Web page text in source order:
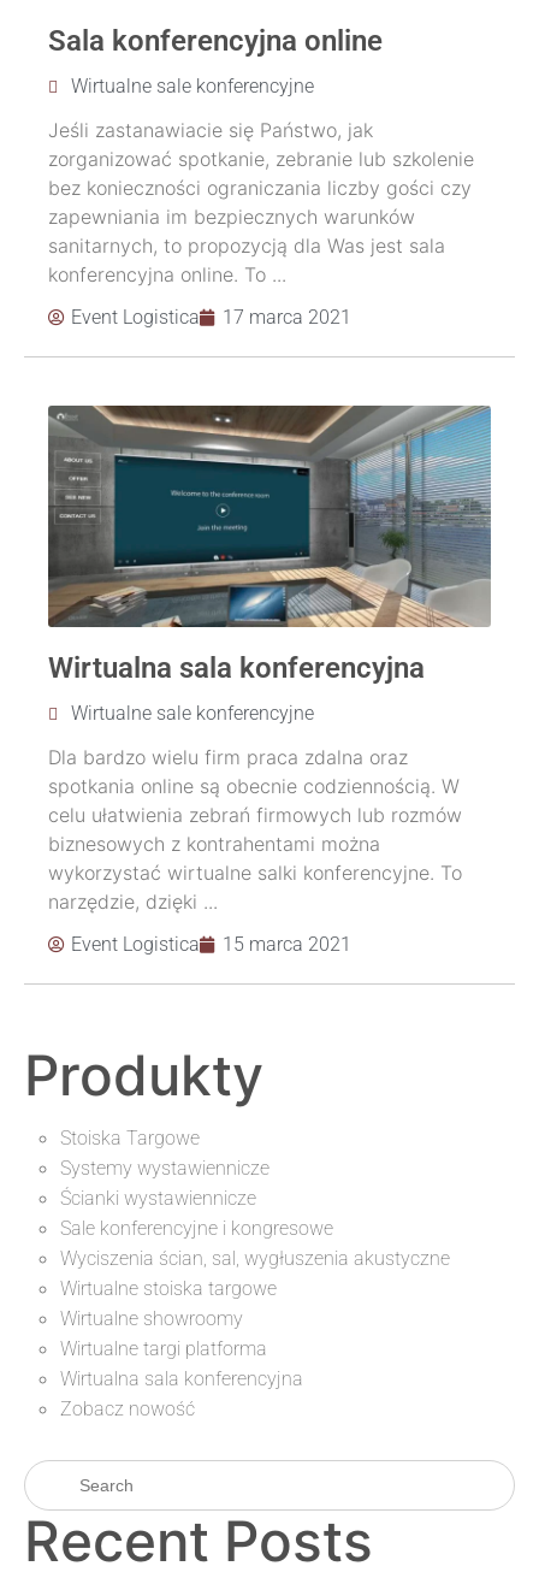
Sala konferencyjna online
Wirtualne sale konferencyjne
Jeśli zastanawiacie się Państwo, jak
zorganizować spotkanie, zebranie lub szkolenie
bez konieczności ograniczania liczby gości czy
zapewniania im bezpiecznych warunków
sanitarnych, to propozycją dla Was jest sala
konferencyjna online. To ...
Event Logistica 17 marca 2021
Wirtualna sala konferencyjna
Wirtualne sale konferencyjne
Dla bardzo wielu firm praca zdalna oraz
spotkania online są obecnie codziennością. W
celu ułatwienia zebrań firmowych lub rozmów
biznesowych z kontrahentami można
wykorzystać wirtualne salki konferencyjne. To
narzędzie, dzięki ...
Event Logistica 15 marca 2021
Produkty
Stoiska Targowe
Systemy wystawiennicze
Ścianki wystawiennicze
Sale konferencyjne i kongresowe
Wyciszenia ścian, sal, wygłuszenia akustyczne
Wirtualne stoiska targowe
Wirtualne showroomy
Wirtualne targi platforma
Wirtualna sala konferencyjna
Zobacz nowość
Recent Posts